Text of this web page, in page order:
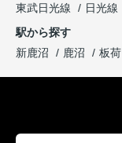
東武日光線
日光線
駅から探す
新鹿沼
鹿沼 板荷